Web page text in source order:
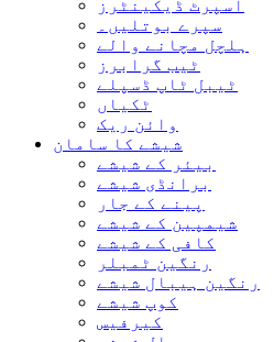
اسپرٹ ڈیکینٹرز
سپرے بوتلیں۔
ہلچل مچانے والے
ٹیب گرابرز
ٹیبل ٹاپ ڈسپلے
ٹکیاں
وائن ریک
شیشے کا سامان
بیئر کے شیشے
برانڈی شیشے
پینے کے جار
شیمپین کے شیشے
کافی کے شیشے
رنگین ٹمبلر
رنگین ہیبال شیشے
کوپ شیشے
کیرفیس